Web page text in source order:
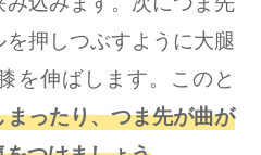
押しつぶすように大腿
を伸ばします。このと
ったり、つま先が曲が